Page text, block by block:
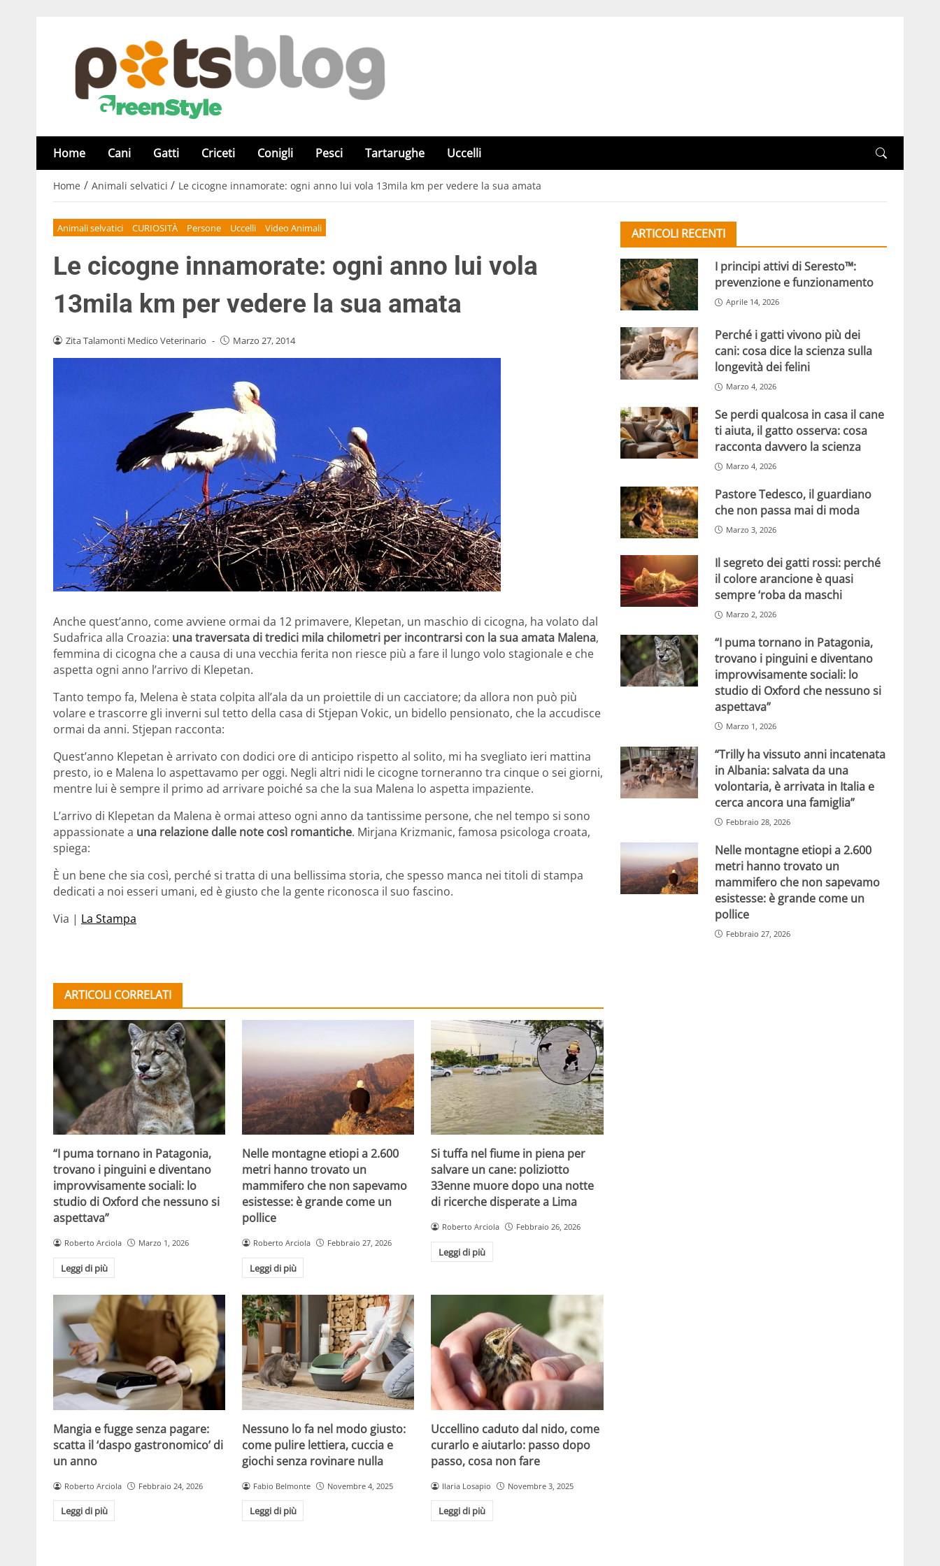
Home Cani Gatti Criceti Conigli Pesci Tartarughe Uccelli
Home / Animali selvatici / Le cicogne innamorate: ogni anno lui vola 13mila km per vedere la sua amata
Animali selvatici CURIOSITÀ Persone Uccelli Video Animali
Le cicogne innamorate: ogni anno lui vola
13mila km per vedere la sua amata
Zita Talamonti Medico Veterinario - Marzo 27, 2014
Anche quest’anno, come avviene ormai da 12 primavere, Klepetan, un maschio di cicogna, ha volato dal
Sudafrica alla Croazia: una traversata di tredici mila chilometri per incontrarsi con la sua amata Malena,
femmina di cicogna che a causa di una vecchia ferita non riesce più a fare il lungo volo stagionale e che
aspetta ogni anno l’arrivo di Klepetan.
Tanto tempo fa, Melena è stata colpita all’ala da un proiettile di un cacciatore; da allora non può più
volare e trascorre gli inverni sul tetto della casa di Stjepan Vokic, un bidello pensionato, che la accudisce
ormai da anni. Stjepan racconta:
Quest’anno Klepetan è arrivato con dodici ore di anticipo rispetto al solito, mi ha svegliato ieri mattina
presto, io e Malena lo aspettavamo per oggi. Negli altri nidi le cicogne torneranno tra cinque o sei giorni,
mentre lui è sempre il primo ad arrivare poiché sa che la sua Malena lo aspetta impaziente.
L’arrivo di Klepetan da Malena è ormai atteso ogni anno da tantissime persone, che nel tempo si sono
appassionate a una relazione dalle note così romantiche. Mirjana Krizmanic, famosa psicologa croata,
spiega:
È un bene che sia così, perché si tratta di una bellissima storia, che spesso manca nei titoli di stampa
dedicati a noi esseri umani, ed è giusto che la gente riconosca il suo fascino.
Via | La Stampa
ARTICOLI CORRELATI
“I puma tornano in Patagonia,
trovano i pinguini e diventano
improvvisamente sociali: lo
studio di Oxford che nessuno si
aspettava”
Roberto Arciola Marzo 1, 2026
Leggi di più
Nelle montagne etiopi a 2.600
metri hanno trovato un
mammifero che non sapevamo
esistesse: è grande come un
pollice
Roberto Arciola Febbraio 27, 2026
Leggi di più
Si tuffa nel fiume in piena per
salvare un cane: poliziotto
33enne muore dopo una notte
di ricerche disperate a Lima
Roberto Arciola Febbraio 26, 2026
Leggi di più
Mangia e fugge senza pagare:
scatta il ‘daspo gastronomico’ di
un anno
Roberto Arciola Febbraio 24, 2026
Leggi di più
Nessuno lo fa nel modo giusto:
come pulire lettiera, cuccia e
giochi senza rovinare nulla
Fabio Belmonte Novembre 4, 2025
Leggi di più
Uccellino caduto dal nido, come
curarlo e aiutarlo: passo dopo
passo, cosa non fare
Ilaria Losapio Novembre 3, 2025
Leggi di più
ARTICOLI RECENTI
I principi attivi di Seresto™:
prevenzione e funzionamento
Aprile 14, 2026
Perché i gatti vivono più dei
cani: cosa dice la scienza sulla
longevità dei felini
Marzo 4, 2026
Se perdi qualcosa in casa il cane
ti aiuta, il gatto osserva: cosa
racconta davvero la scienza
Marzo 4, 2026
Pastore Tedesco, il guardiano
che non passa mai di moda
Marzo 3, 2026
Il segreto dei gatti rossi: perché
il colore arancione è quasi
sempre ‘roba da maschi
Marzo 2, 2026
“I puma tornano in Patagonia,
trovano i pinguini e diventano
improvvisamente sociali: lo
studio di Oxford che nessuno si
aspettava”
Marzo 1, 2026
“Trilly ha vissuto anni incatenata
in Albania: salvata da una
volontaria, è arrivata in Italia e
cerca ancora una famiglia”
Febbraio 28, 2026
Nelle montagne etiopi a 2.600
metri hanno trovato un
mammifero che non sapevamo
esistesse: è grande come un
pollice
Febbraio 27, 2026